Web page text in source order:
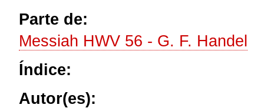
Parte de:
Messiah HWV 56 - G. F. Handel
Índice:
Autor(es):